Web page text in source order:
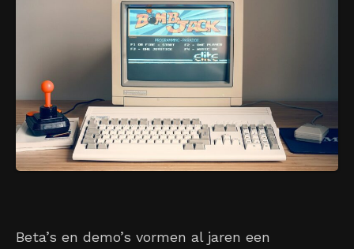
Beta’s en demo’s vormen al jaren een